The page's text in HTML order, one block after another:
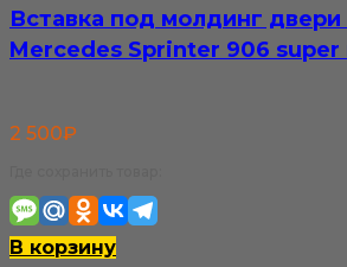
Вставка под молдинг двери
Mercedes Sprinter 906 super
2 500₽
В корзину